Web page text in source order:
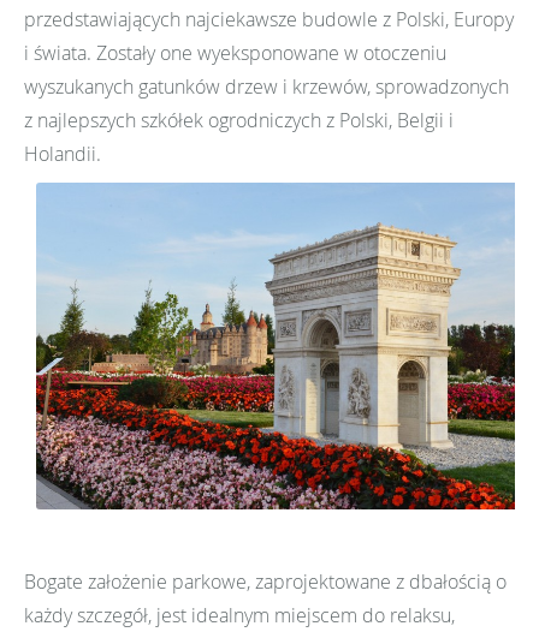
przedstawiających najciekawsze budowle z Polski, Europy
i świata. Zostały one wyeksponowane w otoczeniu
wyszukanych gatunków drzew i krzewów, sprowadzonych
z najlepszych szkółek ogrodniczych z Polski, Belgii i
Holandii.
Bogate założenie parkowe, zaprojektowane z dbałością o
każdy szczegół, jest idealnym miejscem do relaksu,